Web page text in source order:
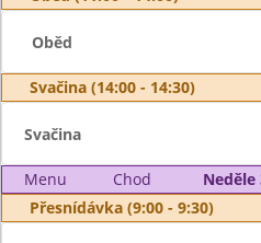
Oběd
Svačina (14:00 - 14:30)
Svačina
Menu Chod
Neděle
Přesnídávka (9:00 - 9:30)